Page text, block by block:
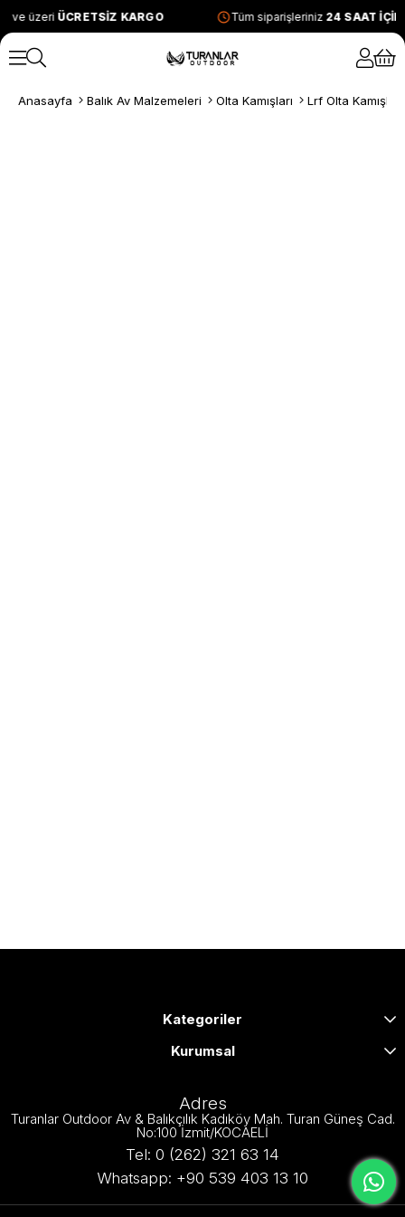
ve üzeri ÜCRETSİZ KARGO Tüm siparişleriniz 24 SAAT
Anasayfa Balık Av Malzemeleri Olta Kamışları Lrf Olta Kamışları
Kategoriler
Kurumsal
Adres
Turanlar Outdoor Av & Balıkçılık Kadıköy Mah. Turan Güneş Cad.
No:100 İzmit/KOCAELİ
Tel: 0 (262) 321 63 14
Whatsapp: +90 539 403 13 10